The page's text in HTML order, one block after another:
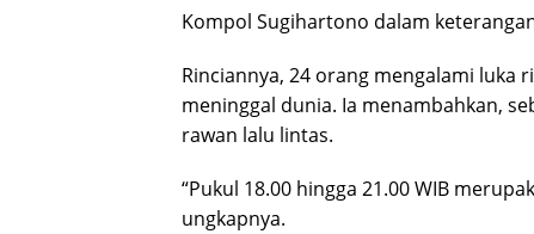
Kompol Sugihartono dalam
Rinciannya, 24 orang mengalami luka
meninggal dunia. Ia menambahkan,
rawan lalu lintas.
“Pukul 18.00 hingga 21.00 WIB
ungkapnya.